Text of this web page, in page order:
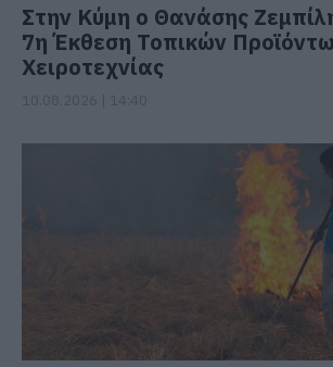
Στην Κύμη ο Θανάσης
7η Έκθεση Τοπικών
Χειροτεχνίας